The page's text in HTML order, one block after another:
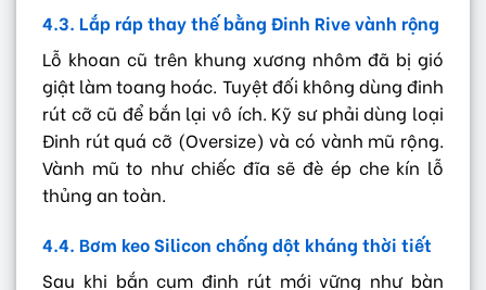
4.3. Lắp ráp thay thế bằng Đinh Rive vành rộng
Lỗ khoan cũ trên khung xương nhôm đã bị gió
giật làm toang hoác. Tuyệt đối không dùng đinh
rút cỡ cũ để bắn lại vô ích. Kỹ sư phải dùng loại
Đinh rút quá cỡ (Oversize) và có vành mũ rộng.
Vành mũ to như chiếc đĩa sẽ đè ép che kín lỗ
thủng an toàn.
4.4. Bơm keo Silicon chống dột kháng thời tiết
Sau khi bắn cụm đinh rút mới vững như bàn